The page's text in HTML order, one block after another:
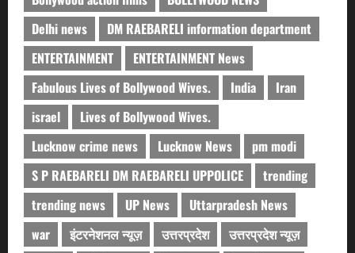
Delhi news
DM RAEBARELI information department
ENTERTAINMENT
ENTERTAINMENT News
Fabulous Lives of Bollywood Wives.
India
Iran
israel
Lives of Bollywood Wives.
Lucknow crime news
Lucknow News
pm modi
S P RAEBARELI DM RAEBARELI UPPOLICE
trending
trending news
UP News
Uttarpradesh News
war
इंटरनेशनल न्यूज़ उत्तरप्रदेश
उत्तरप्रदेश न्यूज़